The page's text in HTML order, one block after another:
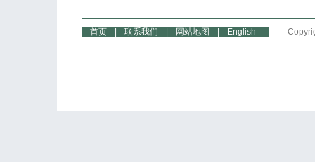
首页 联系我们 网站地图 English